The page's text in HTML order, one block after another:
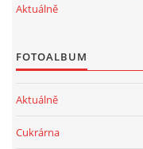
Aktuálně
FOTOALBUM
Aktuálně
Cukrárna